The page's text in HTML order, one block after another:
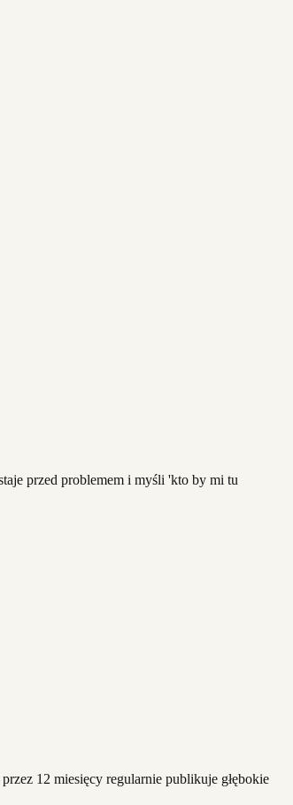
przed problemem i myśli 'kto by mi tu
12 miesięcy regularnie publikuje głębokie